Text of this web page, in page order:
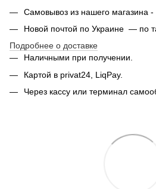
Самовывоз из нашего магазина -
Новой почтой по Украине — по
Подробнее о доставке
Наличными при получении.
Картой в privat24, LiqPay.
Через кассу или терминал